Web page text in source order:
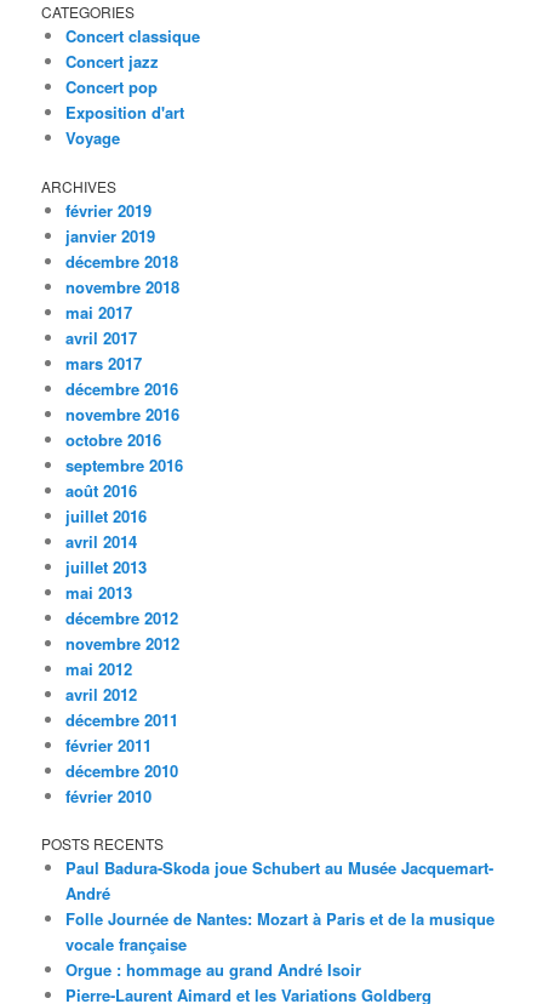
CATEGORIES
Concert classique
Concert jazz
Concert pop
Exposition d'art
Voyage
ARCHIVES
février 2019
janvier 2019
décembre 2018
novembre 2018
mai 2017
avril 2017
mars 2017
décembre 2016
novembre 2016
octobre 2016
septembre 2016
août 2016
juillet 2016
avril 2014
juillet 2013
mai 2013
décembre 2012
novembre 2012
mai 2012
avril 2012
décembre 2011
février 2011
décembre 2010
février 2010
POSTS RECENTS
Paul Badura-Skoda joue Schubert au Musée Jacquemart-
André
Folle Journée de Nantes: Mozart à Paris et de la musique
vocale française
Orgue : hommage au grand André Isoir
Pierre-Laurent Aimard et les Variations Goldberg